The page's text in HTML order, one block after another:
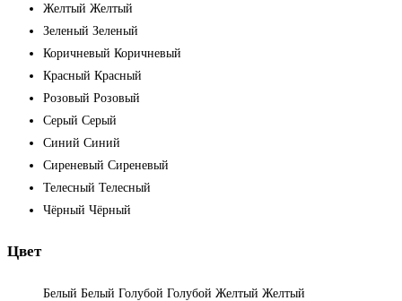
Желтый Желтый
Зеленый Зеленый
Коричневый Коричневый
Красный Красный
Розовый Розовый
Серый Серый
Синий Синий
Сиреневый Сиреневый
Телесный Телесный
Чёрный Чёрный
Цвет
Белый Белый Голубой Голубой Желтый Желтый